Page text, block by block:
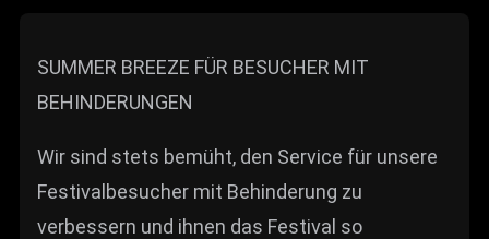
ONLINE
Rückblicke
Galerien
SUMMER BREEZE FÜR BESUCHER MIT
BEHINDERUNGEN
Wir sind stets bemüht, den Service für unsere
Festivalbesucher mit Behinderung zu
verbessern und ihnen das Festival so